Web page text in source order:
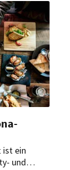
an
von der
ist ein
und